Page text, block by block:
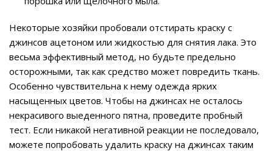
Некоторые хозяйки пробовали отстирать краску с
джинсов ацетоном или жидкостью для снятия лака. Это
весьма эффективный метод, но будьте предельно
осторожными, так как средство может повредить ткань.
Особенно чувствительна к нему одежда ярких
насыщенных цветов. Чтобы на джинсах не осталось
некрасивого выеденного пятна, проведите пробный
тест. Если никакой негативной реакции не последовало,
можете попробовать удалить краску на джинсах таким